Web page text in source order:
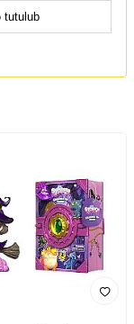
tutulub